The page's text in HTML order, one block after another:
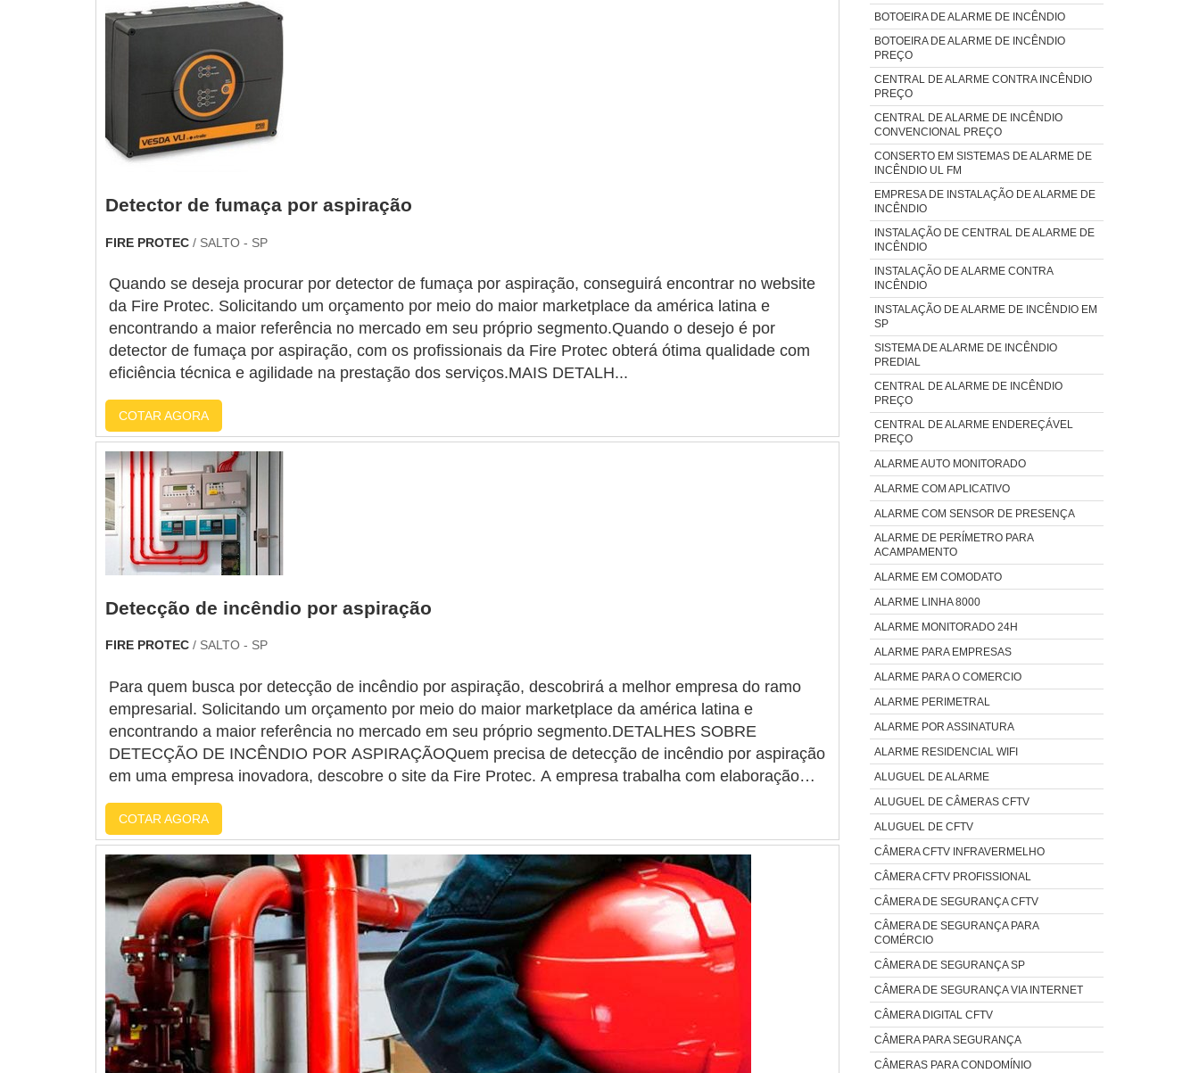
Detector de fumaça por aspiração
FIRE PROTEC / SALTO - SP
Quando se deseja procurar por detector de fumaça por aspiração, conseguirá encontrar no website
da Fire Protec. Solicitando um orçamento por meio do maior marketplace da américa latina e
encontrando a maior referência no mercado em seu próprio segmento.Quando o desejo é por
detector de fumaça por aspiração, com os profissionais da Fire Protec obterá ótima qualidade com
eficiência técnica e agilidade na prestação dos serviços.MAIS DETALH...
COTAR AGORA
Detecção de incêndio por aspiração
FIRE PROTEC / SALTO - SP
Para quem busca por detecção de incêndio por aspiração, descobrirá a melhor empresa do ramo
empresarial. Solicitando um orçamento por meio do maior marketplace da américa latina e
encontrando a maior referência no mercado em seu próprio segmento.DETALHES SOBRE
DETECÇÃO DE INCÊNDIO POR ASPIRAÇÃOQuem precisa de detecção de incêndio por aspiração
em uma empresa inovadora, descobre o site da Fire Protec. A empresa trabalha com elaboração
de...
COTAR AGORA
BOTOEIRA DE ALARME DE INCÊNDIO
BOTOEIRA DE ALARME DE INCÊNDIO
PREÇO
CENTRAL DE ALARME CONTRA INCÊNDIO
PREÇO
CENTRAL DE ALARME DE INCÊNDIO
CONVENCIONAL PREÇO
CONSERTO EM SISTEMAS DE ALARME DE
INCÊNDIO UL FM
EMPRESA DE INSTALAÇÃO DE ALARME DE
INCÊNDIO
INSTALAÇÃO DE CENTRAL DE ALARME DE
INCÊNDIO
INSTALAÇÃO DE ALARME CONTRA
INCÊNDIO
INSTALAÇÃO DE ALARME DE INCÊNDIO EM
SP
SISTEMA DE ALARME DE INCÊNDIO
PREDIAL
CENTRAL DE ALARME DE INCÊNDIO
PREÇO
CENTRAL DE ALARME ENDEREÇÁVEL
PREÇO
ALARME AUTO MONITORADO
ALARME COM APLICATIVO
ALARME COM SENSOR DE PRESENÇA
ALARME DE PERÍMETRO PARA
ACAMPAMENTO
ALARME EM COMODATO
ALARME LINHA 8000
ALARME MONITORADO 24H
ALARME PARA EMPRESAS
ALARME PARA O COMERCIO
ALARME PERIMETRAL
ALARME POR ASSINATURA
ALARME RESIDENCIAL WIFI
ALUGUEL DE ALARME
ALUGUEL DE CÂMERAS CFTV
ALUGUEL DE CFTV
CÂMERA CFTV INFRAVERMELHO
CÂMERA CFTV PROFISSIONAL
CÂMERA DE SEGURANÇA CFTV
CÂMERA DE SEGURANÇA PARA
COMÉRCIO
CÂMERA DE SEGURANÇA SP
CÂMERA DE SEGURANÇA VIA INTERNET
CÂMERA DIGITAL CFTV
CÂMERA PARA SEGURANÇA
CÂMERAS PARA CONDOMÍNIO